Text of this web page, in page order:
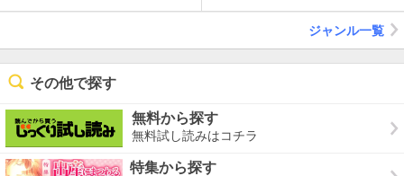
ジャンル一覧
その他で探す
無料から探す
無料試し読みはコチラ
特集から探す